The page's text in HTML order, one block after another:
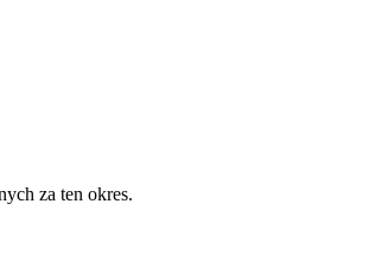
za ten okres.